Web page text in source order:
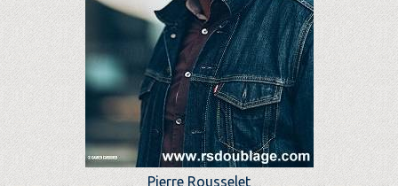
Pierre Rousselet